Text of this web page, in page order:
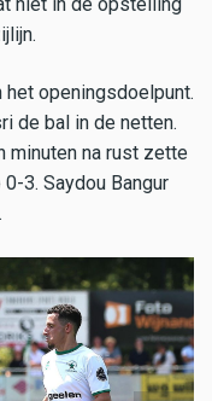
het openingsdoelpunt.
de bal in de netten.
minuten na rust zette
3. Saydou Bangur